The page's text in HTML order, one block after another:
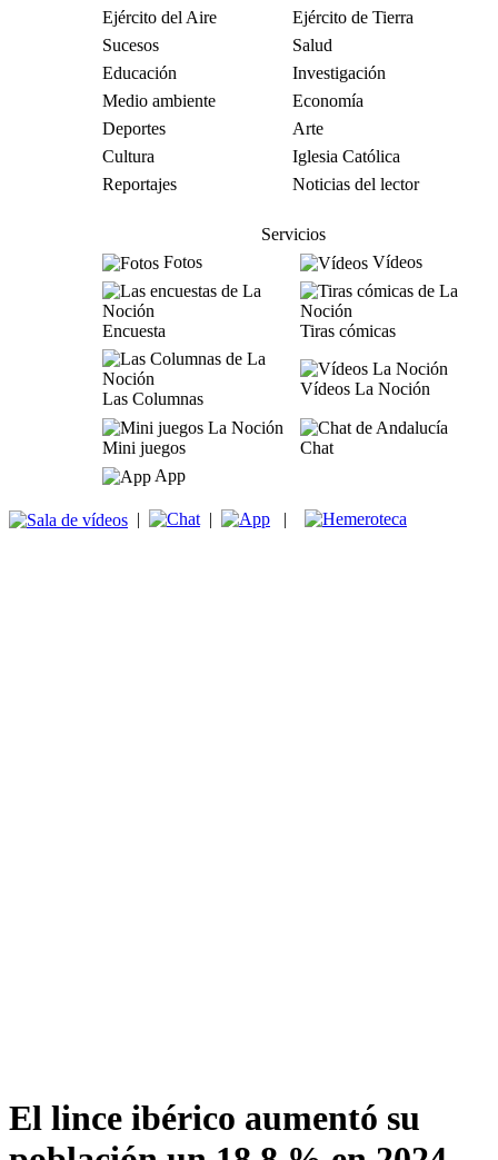
Ejército del Aire
Ejército de Tierra
Sucesos
Salud
Educación
Investigación
Medio ambiente
Economía
Deportes
Arte
Cultura
Iglesia Católica
Reportajes
Noticias del lector
Servicios
Fotos
Vídeos
Encuesta Tiras cómicas
Las Columnas
Vídeos La Noción
Mini juegos
Chat
App
| | |
El lince ibérico aumentó su